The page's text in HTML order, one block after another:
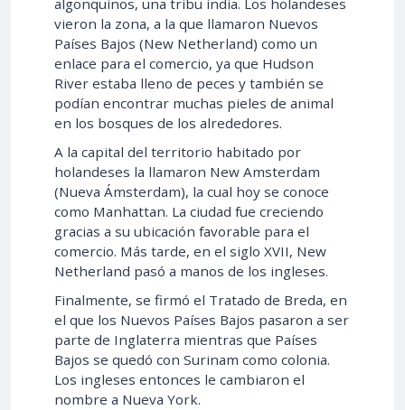
algonquinos, una tribu india. Los holandeses
vieron la zona, a la que llamaron Nuevos
Países Bajos (New Netherland) como un
enlace para el comercio, ya que Hudson
River estaba lleno de peces y también se
podían encontrar muchas pieles de animal
en los bosques de los alrededores.
A la capital del territorio habitado por
holandeses la llamaron New Amsterdam
(Nueva Ámsterdam), la cual hoy se conoce
como Manhattan. La ciudad fue creciendo
gracias a su ubicación favorable para el
comercio. Más tarde, en el siglo XVII, New
Netherland pasó a manos de los ingleses.
Finalmente, se firmó el Tratado de Breda, en
el que los Nuevos Países Bajos pasaron a ser
parte de Inglaterra mientras que Países
Bajos se quedó con Surinam como colonia.
Los ingleses entonces le cambiaron el
nombre a Nueva York.